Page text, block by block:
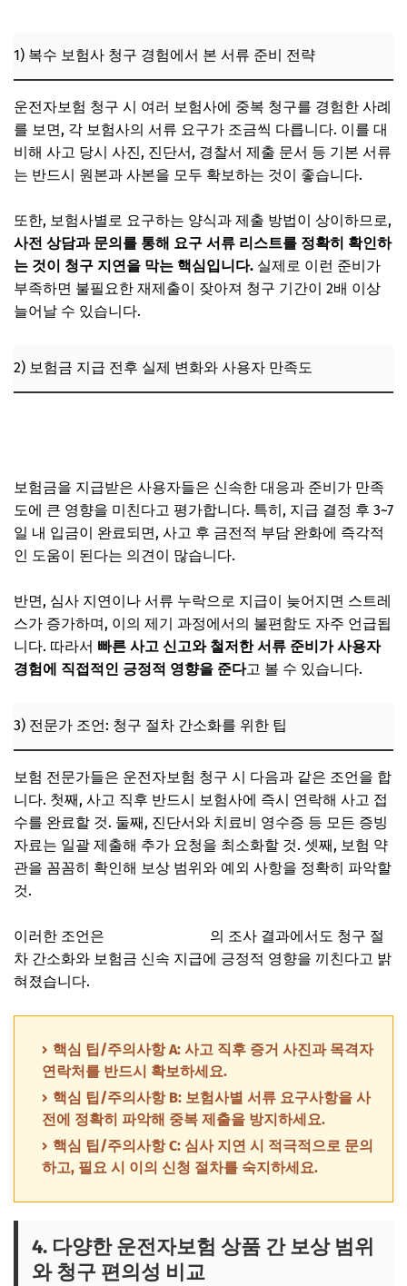
1) 복수 보험사 청구 경험에서 본 서류 준비 전략
운전자보험 청구 시 여러 보험사에 중복 청구를 경험한 사례
를 보면, 각 보험사의 서류 요구가 조금씩 다릅니다. 이를 대
비해 사고 당시 사진, 진단서, 경찰서 제출 문서 등 기본 서류
는 반드시 원본과 사본을 모두 확보하는 것이 좋습니다.
또한, 보험사별로 요구하는 양식과 제출 방법이 상이하므로,
사전 상담과 문의를 통해 요구 서류 리스트를 정확히 확인하
는 것이 청구 지연을 막는 핵심입니다. 실제로 이런 준비가
부족하면 불필요한 재제출이 잦아져 청구 기간이 2배 이상
늘어날 수 있습니다.
2) 보험금 지급 전후 실제 변화와 사용자 만족도
보험금을 지급받은 사용자들은 신속한 대응과 준비가 만족
도에 큰 영향을 미친다고 평가합니다. 특히, 지급 결정 후 3~7
일 내 입금이 완료되면, 사고 후 금전적 부담 완화에 즉각적
인 도움이 된다는 의견이 많습니다.
반면, 심사 지연이나 서류 누락으로 지급이 늦어지면 스트레
스가 증가하며, 이의 제기 과정에서의 불편함도 자주 언급됩
니다. 따라서 빠른 사고 신고와 철저한 서류 준비가 사용자
경험에 직접적인 긍정적 영향을 준다고 볼 수 있습니다.
3) 전문가 조언: 청구 절차 간소화를 위한 팁
보험 전문가들은 운전자보험 청구 시 다음과 같은 조언을 합
니다. 첫째, 사고 직후 반드시 보험사에 즉시 연락해 사고 접
수를 완료할 것. 둘째, 진단서와 치료비 영수증 등 모든 증빙
자료는 일괄 제출해 추가 요청을 최소화할 것. 셋째, 보험 약
관을 꼼꼼히 확인해 보상 범위와 예외 사항을 정확히 파악할
것.
이러한 조언은
의 조사 결과에서도 청구 절
차 간소화와 보험금 신속 지급에 긍정적 영향을 끼친다고 밝
혀졌습니다.
핵심 팁/주의사항 A: 사고 직후 증거 사진과 목격자
연락처를 반드시 확보하세요.
핵심 팁/주의사항 B: 보험사별 서류 요구사항을 사
전에 정확히 파악해 중복 제출을 방지하세요.
핵심 팁/주의사항 C: 심사 지연 시 적극적으로 문의
하고, 필요 시 이의 신청 절차를 숙지하세요.
4. 다양한 운전자보험 상품 간 보상 범위
와 청구 편의성 비교